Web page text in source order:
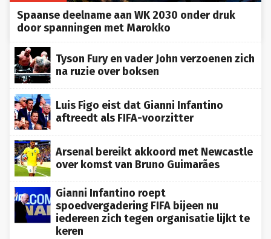
Spaanse deelname aan WK 2030 onder druk
door spanningen met Marokko
Tyson Fury en vader John verzoenen zich
na ruzie over boksen
Luis Figo eist dat Gianni Infantino
aftreedt als FIFA-voorzitter
Arsenal bereikt akkoord met Newcastle
over komst van Bruno Guimarães
Gianni Infantino roept
spoedvergadering FIFA bijeen nu
iedereen zich tegen organisatie lijkt te
keren